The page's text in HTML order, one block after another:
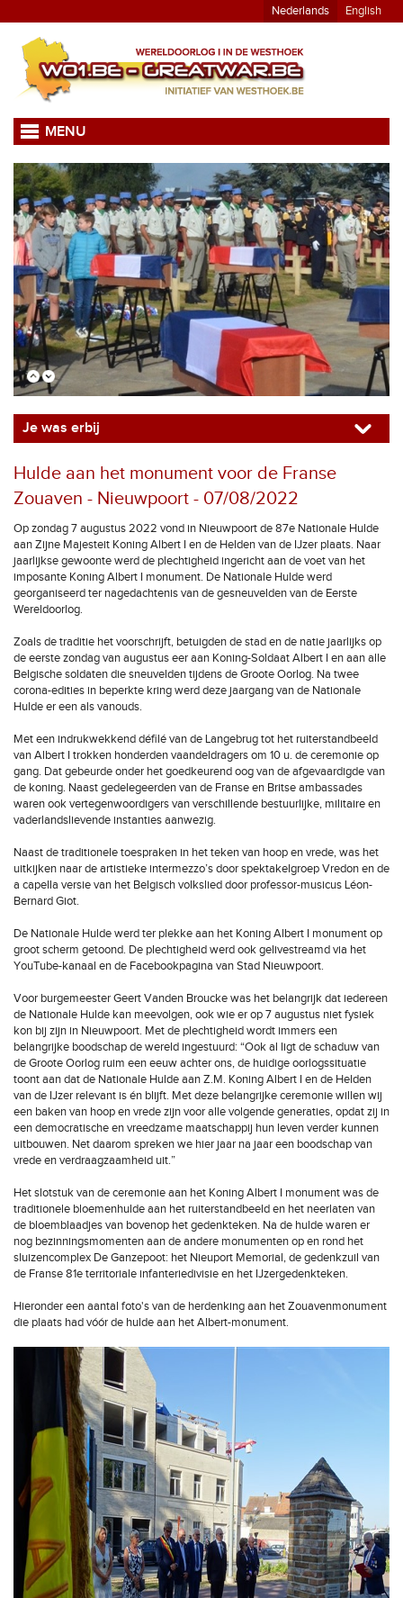
Nederlands English
MENU
Je was erbij
Hulde aan het monument voor de Franse
Zouaven - Nieuwpoort - 07/08/2022
Op zondag 7 augustus 2022 vond in Nieuwpoort de 87e Nationale Hulde
aan Zijne Majesteit Koning Albert I en de Helden van de IJzer plaats. Naar
jaarlijkse gewoonte werd de plechtigheid ingericht aan de voet van het
imposante Koning Albert I monument. De Nationale Hulde werd
georganiseerd ter nagedachtenis van de gesneuvelden van de Eerste
Wereldoorlog.
Zoals de traditie het voorschrijft, betuigden de stad en de natie jaarlijks op
de eerste zondag van augustus eer aan Koning-Soldaat Albert I en aan alle
Belgische soldaten die sneuvelden tijdens de Groote Oorlog. Na twee
corona-edities in beperkte kring werd deze jaargang van de Nationale
Hulde er een als vanouds.
Met een indrukwekkend défilé van de Langebrug tot het ruiterstandbeeld
van Albert I trokken honderden vaandeldragers om 10 u. de ceremonie op
gang. Dat gebeurde onder het goedkeurend oog van de afgevaardigde van
de koning. Naast gedelegeerden van de Franse en Britse ambassades
waren ook vertegenwoordigers van verschillende bestuurlijke, militaire en
vaderlandslievende instanties aanwezig.
Naast de traditionele toespraken in het teken van hoop en vrede, was het
uitkijken naar de artistieke intermezzo’s door spektakelgroep Vredon en de
a capella versie van het Belgisch volkslied door professor-musicus Léon-
Bernard Giot.
De Nationale Hulde werd ter plekke aan het Koning Albert I monument op
groot scherm getoond. De plechtigheid werd ook gelivestreamd via het
YouTube-kanaal en de Facebookpagina van Stad Nieuwpoort.
Voor burgemeester Geert Vanden Broucke was het belangrijk dat iedereen
de Nationale Hulde kan meevolgen, ook wie er op 7 augustus niet fysiek
kon bij zijn in Nieuwpoort. Met de plechtigheid wordt immers een
belangrijke boodschap de wereld ingestuurd: “Ook al ligt de schaduw van
de Groote Oorlog ruim een eeuw achter ons, de huidige oorlogssituatie
toont aan dat de Nationale Hulde aan Z.M. Koning Albert I en de Helden
van de IJzer relevant is én blijft. Met deze belangrijke ceremonie willen wij
een baken van hoop en vrede zijn voor alle volgende generaties, opdat zij in
een democratische en vreedzame maatschappij hun leven verder kunnen
uitbouwen. Net daarom spreken we hier jaar na jaar een boodschap van
vrede en verdraagzaamheid uit.”
Het slotstuk van de ceremonie aan het Koning Albert I monument was de
traditionele bloemenhulde aan het ruiterstandbeeld en het neerlaten van
de bloemblaadjes van bovenop het gedenkteken. Na de hulde waren er
nog bezinningsmomenten aan de andere monumenten op en rond het
sluizencomplex De Ganzepoot: het Nieuport Memorial, de gedenkzuil van
de Franse 81e territoriale infanteriedivisie en het IJzergedenkteken.
Hieronder een aantal foto's van de herdenking aan het Zouavenmonument
die plaats had vóór de hulde aan het Albert-monument.